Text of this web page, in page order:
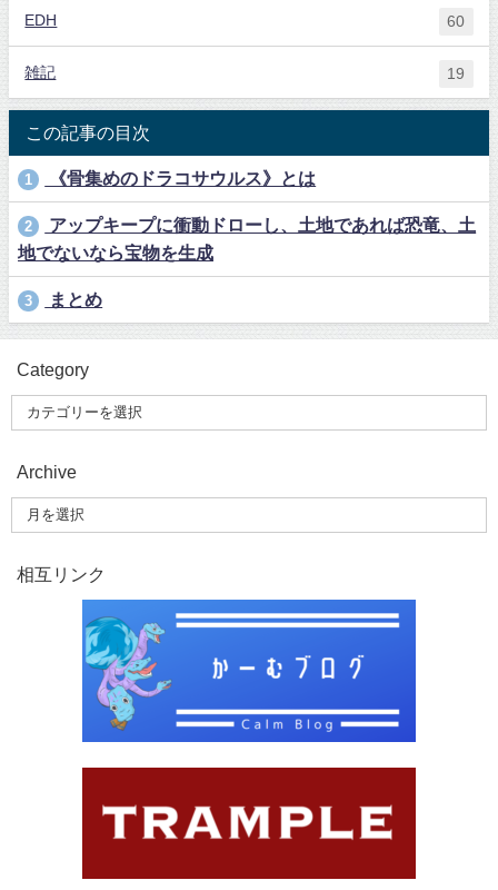
EDH 60
雑記 19
この記事の目次
1 《骨集めのドラコサウルス》とは
2
アップキープに衝動ドローし、土地であれば恐竜、土
地でないなら宝物を生成
3 まとめ
Category
Archive
相互リンク